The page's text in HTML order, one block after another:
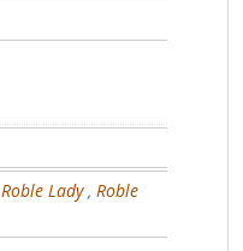
Roble Lady , Roble